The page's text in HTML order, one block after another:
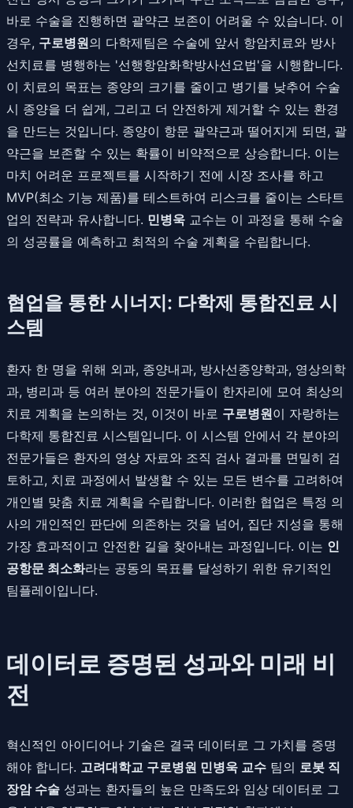
바로 수술을 진행하면 괄약근 보존이 어려울 수 있습니다. 이
경우, 구로병원의 다학제팀은 수술에 앞서 항암치료와 방사
선치료를 병행하는 '선행항암화학방사선요법'을 시행합니다.
이 치료의 목표는 종양의 크기를 줄이고 병기를 낮추어 수술
시 종양을 더 쉽게, 그리고 더 안전하게 제거할 수 있는 환경
을 만드는 것입니다. 종양이 항문 괄약근과 떨어지게 되면, 괄
약근을 보존할 수 있는 확률이 비약적으로 상승합니다. 이는
마치 어려운 프로젝트를 시작하기 전에 시장 조사를 하고
MVP(최소 기능 제품)를 테스트하여 리스크를 줄이는 스타트
업의 전략과 유사합니다. 민병욱 교수는 이 과정을 통해 수술
의 성공률을 예측하고 최적의 수술 계획을 수립합니다.
협업을 통한 시너지: 다학제 통합진료 시
스템
환자 한 명을 위해 외과, 종양내과, 방사선종양학과, 영상의학
과, 병리과 등 여러 분야의 전문가들이 한자리에 모여 최상의
치료 계획을 논의하는 것, 이것이 바로 구로병원이 자랑하는
다학제 통합진료 시스템입니다. 이 시스템 안에서 각 분야의
전문가들은 환자의 영상 자료와 조직 검사 결과를 면밀히 검
토하고, 치료 과정에서 발생할 수 있는 모든 변수를 고려하여
개인별 맞춤 치료 계획을 수립합니다. 이러한 협업은 특정 의
사의 개인적인 판단에 의존하는 것을 넘어, 집단 지성을 통해
가장 효과적이고 안전한 길을 찾아내는 과정입니다. 이는 인
공항문 최소화라는 공동의 목표를 달성하기 위한 유기적인
팀플레이입니다.
데이터로 증명된 성과와 미래 비
전
혁신적인 아이디어나 기술은 결국 데이터로 그 가치를 증명
해야 합니다. 고려대학교 구로병원 민병욱 교수 팀의 로봇 직
장암 수술 성과는 환자들의 높은 만족도와 임상 데이터로 그